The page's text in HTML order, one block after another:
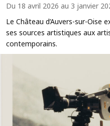
Du 18 avril 2026 au 3 janvier
Le Château d’Auvers-sur-Oise
ses sources artistiques aux
contemporains.